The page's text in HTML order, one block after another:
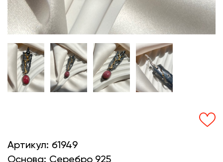
Артикул: б1949
Основа: Серебро 925